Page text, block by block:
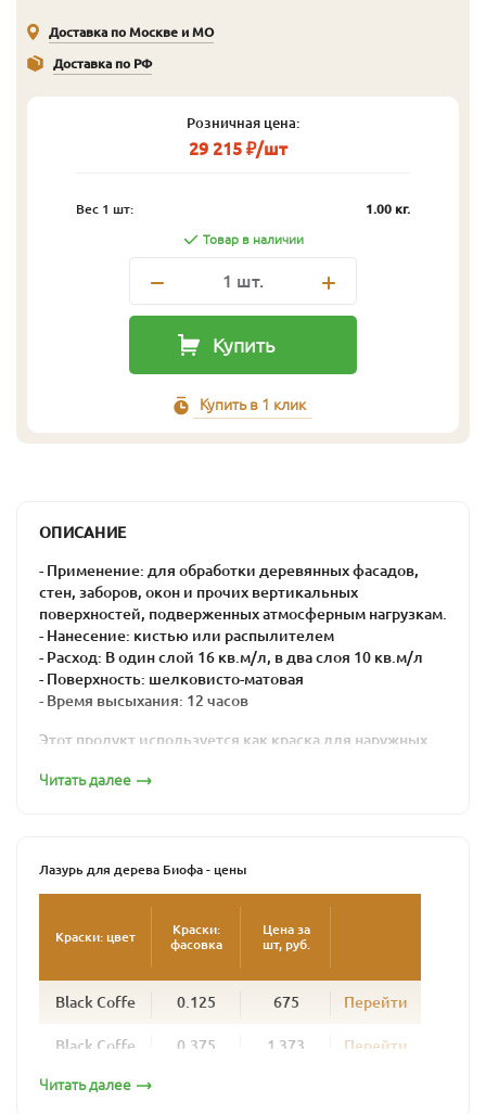
Доставка по Москве и МО
Доставка по РФ
Розничная цена:
29 215 ₽/шт
Вес 1 шт: 1.00 кг.
Товар в наличии
1 шт.
Купить
Купить в 1 клик
ОПИСАНИЕ
- Применение: для обработки деревянных фасадов,
стен, заборов, окон и прочих вертикальных
поверхностей, подверженных атмосферным нагрузкам.
- Нанесение: кистью или распылителем
- Расход: В один слой 16 кв.м/л, в два слоя 10 кв.м/л
- Поверхность: шелковисто-матовая
- Время высыхания: 12 часов
Этот продукт используется как краска для наружных
профилированного бруса, клееного бруса, наличников,
от неблагоприятных условий, сохраняет рисунок и
текстуру дерева. Создавая шелковисто-матовую
поверхность, она не образует полимерной пленки,
окрашенная лазурью для дерева BIOFA, долговечна, со
Обновлять фасад потребуется не раньше, чем через 4
наносится просто поверх старого. Для эффективной
Читать далее
Лазурь для дерева Биофа - цены
Краски: цвет
Краски:
фасовка
Цена за
шт, руб.
Black Coffe 0.125 675 Перейти
Black Coffe 0.375 1 373 Перейти
Black Coffe
Читать далее